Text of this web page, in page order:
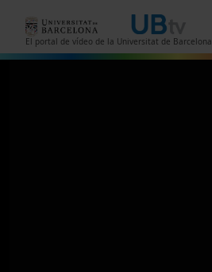
El portal de vídeo de la Universitat de Barcelona